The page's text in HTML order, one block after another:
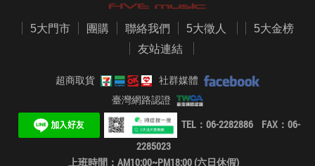
5大門市 團購 聯絡我們 5大徵人
5大金榜
友站連結
超商取貨
社群媒體
臺灣網路認證
TEL：06-2282886 FAX：06-
2285023
上班時間：AM10:00~PM18:00 (六日休假)